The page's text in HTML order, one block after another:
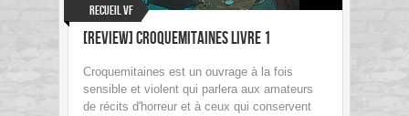
Recueil VF
[review] Croquemitaines Livre 1
Croquemitaines est un ouvrage à la fois
sensible et violent qui parlera aux amateurs
de récits d'horreur et à ceux qui conservent